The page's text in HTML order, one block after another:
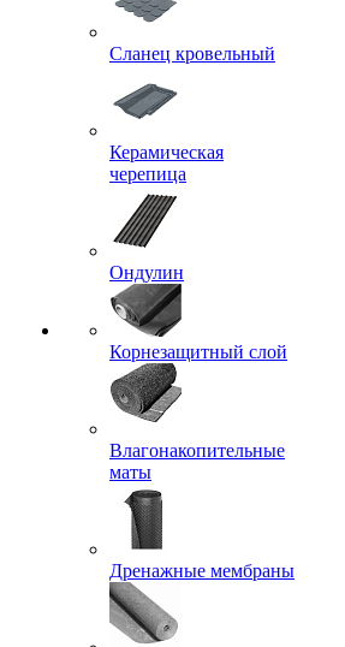
Сланец кровельный
Керамическая
черепица
Ондулин
Корнезащитный слой
Влагонакопительные
маты
Дренажные мембраны